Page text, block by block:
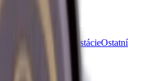
Sladké pistácieOstatní